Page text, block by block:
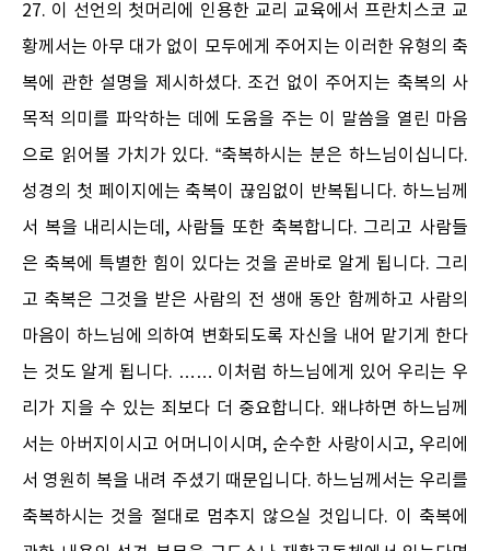
27. 이 선언의 첫머리에 인용한 교리 교육에서 프란치스코 교
황께서는 아무 대가 없이 모두에게 주어지는 이러한 유형의 축
복에 관한 설명을 제시하셨다. 조건 없이 주어지는 축복의 사
목적 의미를 파악하는 데에 도움을 주는 이 말씀을 열린 마음
으로 읽어볼 가치가 있다. “축복하시는 분은 하느님이십니다.
성경의 첫 페이지에는 축복이 끊임없이 반복됩니다. 하느님께
서 복을 내리시는데, 사람들 또한 축복합니다. 그리고 사람들
은 축복에 특별한 힘이 있다는 것을 곧바로 알게 됩니다. 그리
고 축복은 그것을 받은 사람의 전 생애 동안 함께하고 사람의
마음이 하느님에 의하여 변화되도록 자신을 내어 맡기게 한다
는 것도 알게 됩니다. …… 이처럼 하느님에게 있어 우리는 우
리가 지을 수 있는 죄보다 더 중요합니다. 왜냐하면 하느님께
서는 아버지이시고 어머니이시며, 순수한 사랑이시고, 우리에
서 영원히 복을 내려 주셨기 때문입니다. 하느님께서는 우리를
축복하시는 것을 절대로 멈추지 않으실 것입니다. 이 축복에